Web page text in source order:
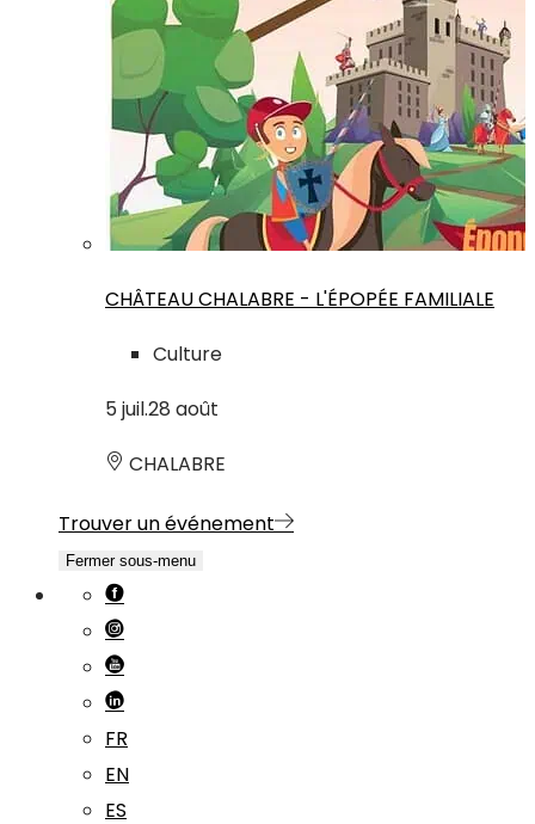
CHÂTEAU CHALABRE - L'ÉPOPÉE FAMILIALE
Culture
5 juil.28 août
CHALABRE
Trouver un événement
Fermer sous-menu
FR
EN
ES